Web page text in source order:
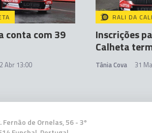
conta com 39
2 Abr 13:00
RALI DA
Inscrições
Calheta
Tânia Cova 31
Fernão de Ornelas, 56 - 3º